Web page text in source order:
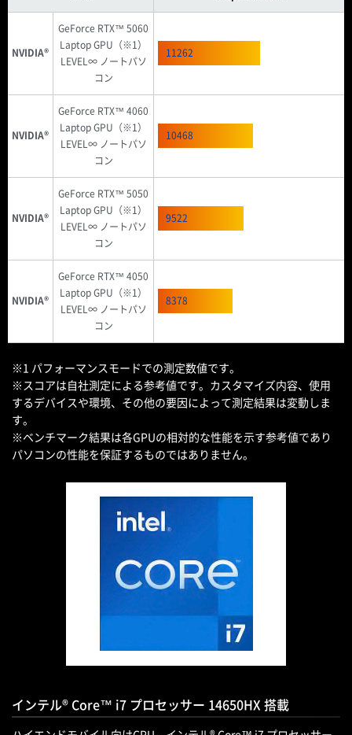
NVIDIA®
GeForce RTX™ 5060
Laptop GPU（※1）
LEVEL∞ ノートパソ
コン
11262
NVIDIA®
GeForce RTX™ 4060
Laptop GPU（※1）
LEVEL∞ ノートパソ
コン
10468
NVIDIA®
GeForce RTX™ 5050
Laptop GPU（※1）
LEVEL∞ ノートパソ
コン
9522
NVIDIA®
GeForce RTX™ 4050
Laptop GPU（※1）
LEVEL∞ ノートパソ
コン
8378
※1 パフォーマンスモードでの測定数値です。
※スコアは自社測定による参考値です。カスタマイズ内容、使用
するデバイスや環境、その他の要因によって測定結果は変動しま
す。
※ベンチマーク結果は各GPUの相対的な性能を示す参考値であり
パソコンの性能を保証するものではありません。
インテル® Core™ i7 プロセッサー 14650HX 搭載